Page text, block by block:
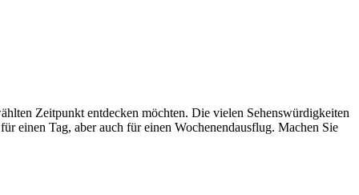
Zeitpunkt entdecken möchten. Die vielen Sehenswürdigkeiten
einen Tag, aber auch für einen Wochenendausflug. Machen Sie